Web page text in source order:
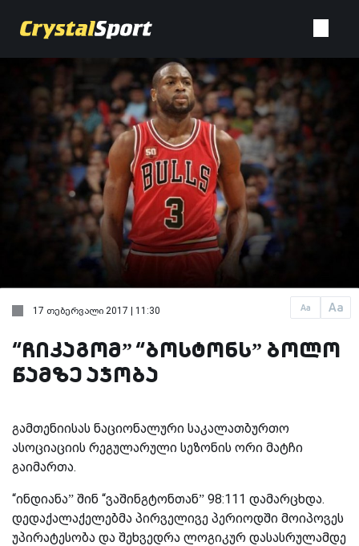
Aa Aa
17 თებერვალი 2017 | 11:30
“ჩიკაგომ” “ბოსტონს” ბოლო
წამზე აჯობა
გამთენიისას ნაციონალური საკალათბურთო
ასოციაციის რეგულარული სეზონის ორი მატჩი
გაიმართა.
“ინდიანა” შინ “ვაშინგტონთან” 98:111 დამარცხდა.
დედაქალაქელებმა პირველივე პერიოდში მოიპოვეს
უპირატესობა და შეხვედრა ლოგიკურ დასასრულამდე